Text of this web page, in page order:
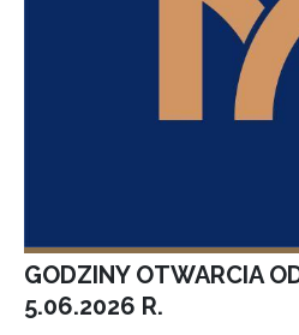
GODZINY OTWARCIA
5.06.2026 R.